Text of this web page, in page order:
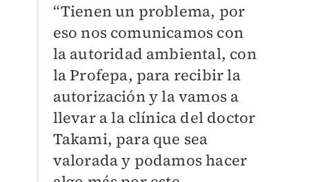
“Tienen un problema, por
eso nos comunicamos con
la autoridad ambiental, con
la Profepa, para recibir la
autorización y la vamos a
llevar a la clínica del doctor
Takami, para que sea
valorada y podamos hacer